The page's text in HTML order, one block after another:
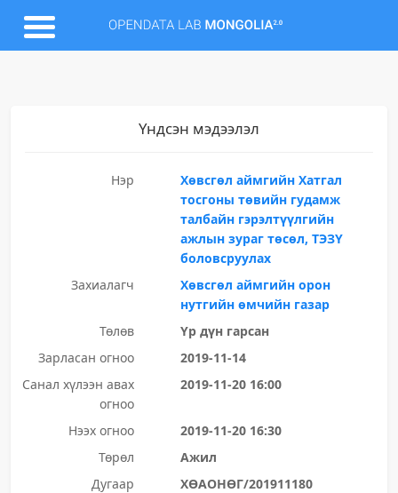
Үндсэн мэдээлэл
Нэр
Хөвсгөл аймгийн Хатгал
тосгоны төвийн гудамж
талбайн гэрэлтүүлгийн
ажлын зураг төсөл, ТЭЗҮ
боловсруулах
Захиалагч
Хөвсгөл аймгийн орон
нутгийн өмчийн газар
Төлөв
Үр дүн гарсан
Зарласан огноо
2019-11-14
Санал хүлээн авах
огноо
2019-11-20 16:00
Нээх огноо
2019-11-20 16:30
Төрөл
Ажил
Дугаар
ХӨАОНӨГ/201911180